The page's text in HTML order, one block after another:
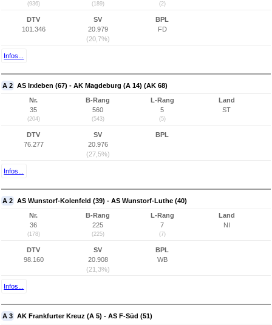
(936) (189) (2)
DTV
101.346
SV
20.979
(20,7%)
BPL
FD
Infos...
A 2 AS Irxleben (67) - AK Magdeburg (A 14) (AK 68)
Nr.
35
(204)
B-Rang
560
(543)
L-Rang
5
(5)
Land
ST
DTV
76.277
SV
20.976
(27,5%)
BPL
Infos...
A 2 AS Wunstorf-Kolenfeld (39) - AS Wunstorf-Luthe (40)
Nr.
36
(178)
B-Rang
225
(225)
L-Rang
7
(7)
Land
NI
DTV
98.160
SV
20.908
(21,3%)
BPL
WB
Infos...
A 3 AK Frankfurter Kreuz (A 5) - AS F-Süd (51)